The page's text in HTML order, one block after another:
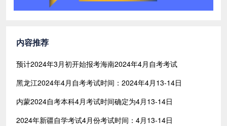
内容推荐
预计2024年3月初开始报考海南​2024年4月自考考试
黑龙江2024年4月自考考试时间：2024年4月13-14日
内蒙2024自考本科4月考试时间确定为4月13-14日
2024年新疆自学考试4月份考试时间：4月13-14日